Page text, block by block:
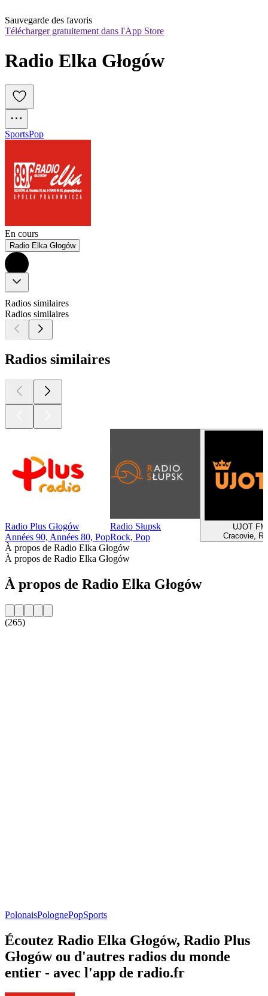
Sauvegarde des favoris
Télécharger gratuitement dans l'App Store
Radio Elka Głogów
SportsPop
En cours
Radio Elka Głogów
Radios similaires
Radios similaires
Radios similaires
Radio Plus Głogów
Années 90, Années 80, Pop
Radio Słupsk
Rock, Pop
UJOT FM
Cracovie,
À propos de Radio Elka Głogów
À propos de Radio Elka Głogów
À propos de Radio Elka Głogów
(265)
PolonaisPolognePopSports
Écoutez Radio Elka Głogów, Radio Plus
Głogów ou d'autres radios du monde
entier - avec l'app de radio.fr